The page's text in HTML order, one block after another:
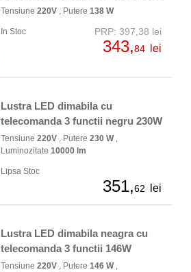
Tensiune 220V , Putere 138 W
In Stoc PRP: 397,38 lei
343,84 lei
Lustra LED dimabila cu
telecomanda 3 functii negru 230W
Tensiune 220V , Putere 230 W,
Luminozitate 10000 lm
Lipsa Stoc
351,62 lei
Lustra LED dimabila neagra cu
telecomanda 3 functii 146W
Tensiune 220V , Putere 146 W,